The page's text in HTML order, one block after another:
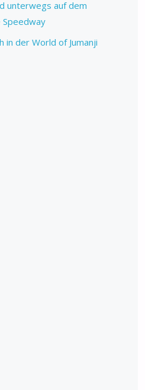
unterwegs auf dem
Speedway
in der World of Jumanji